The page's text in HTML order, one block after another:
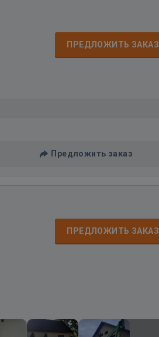
ПРЕДЛОЖИТЬ ЗАКАЗ
Предложить заказ
ПРЕДЛОЖИТЬ ЗАКАЗ